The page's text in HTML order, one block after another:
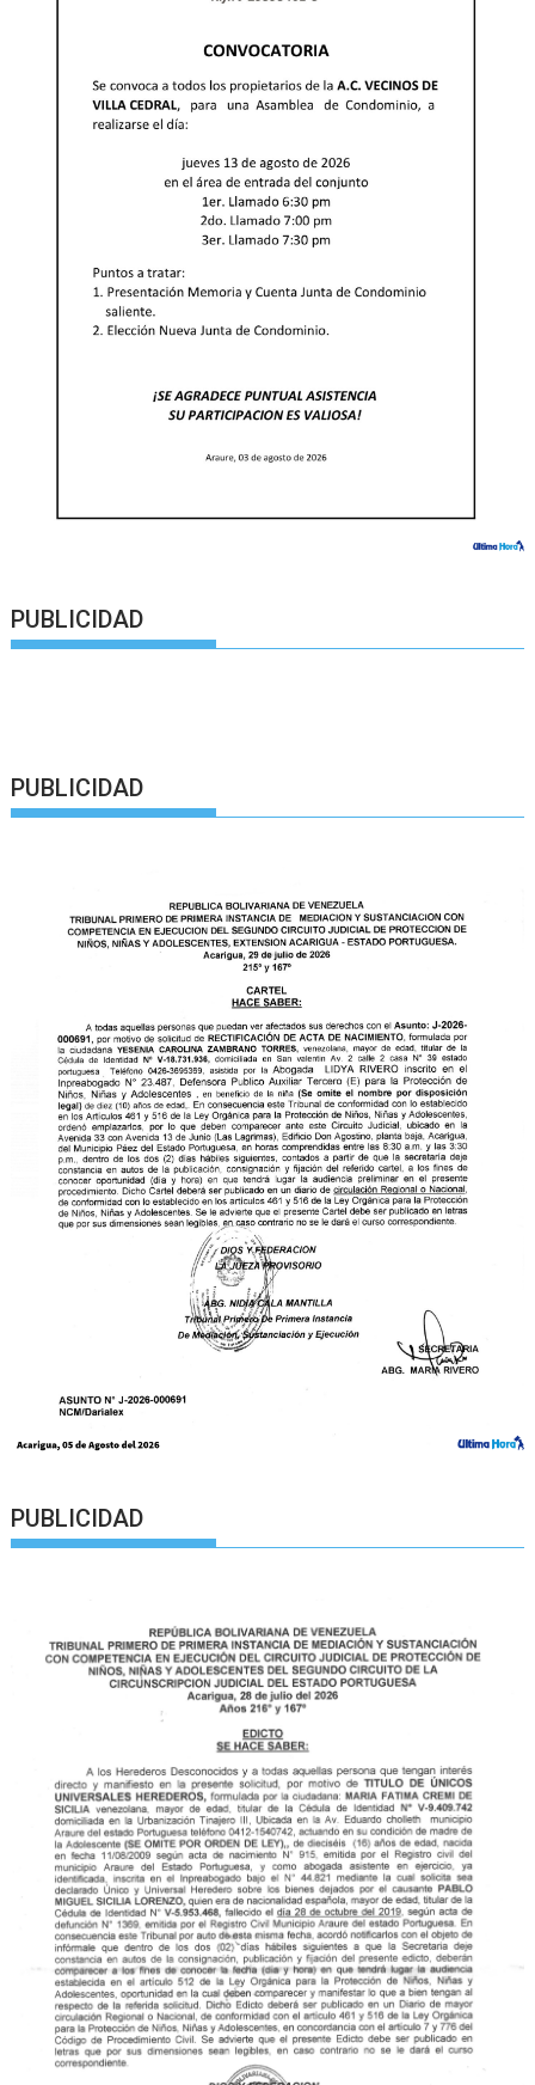
PUBLICIDAD
PUBLICIDAD
PUBLICIDAD